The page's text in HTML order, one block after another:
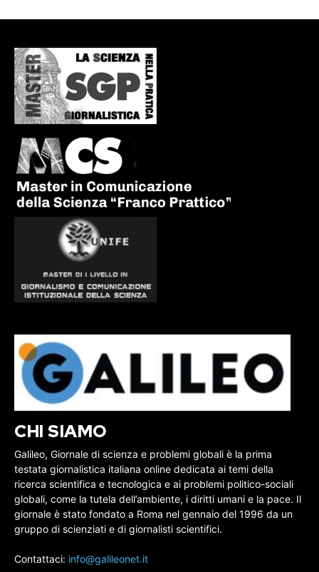
CHI SIAMO
Galileo, Giornale di scienza e problemi globali è la prima
testata giornalistica italiana online dedicata ai temi della
ricerca scientifica e tecnologica e ai problemi politico-sociali
globali, come la tutela dell’ambiente, i diritti umani e la pace. Il
giornale è stato fondato a Roma nel gennaio del 1996 da un
gruppo di scienziati e di giornalisti scientifici.
Contattaci: info@galileonet.it